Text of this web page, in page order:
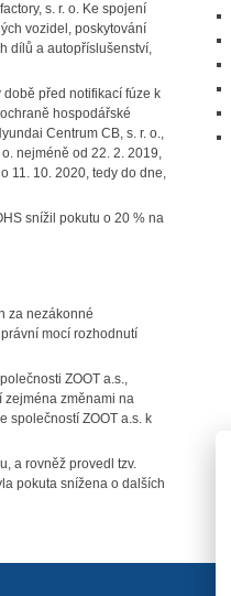
s. r. o. Ke spojení
vozidel, poskytování
dílů a autopříslušenství,
před notifikací fúze k
hospodářské
Centrum CB, s. r. o.,
o. nejméně od 22. 2. 2019,
11. 10. 2020, tedy do dne,
snížil pokutu o 20 % na
za nezákonné
mocí rozhodnutí
ZOOT a.s.,
zejména změnami na
společností ZOOT a.s. k
a rovněž provedl tzv.
pokuta snížena o dalších